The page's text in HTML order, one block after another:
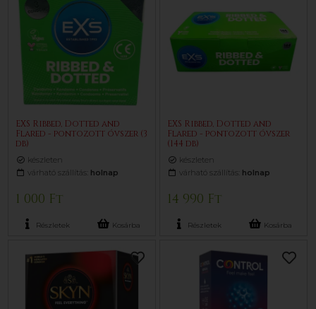
EXS Ribbed, Dotted and
Flared - pontozott óvszer (3
db)
készleten
várható szállítás: holnap
1 000 Ft
Részletek Kosárba
EXS Ribbed, Dotted and
Flared - pontozott óvszer
(144 db)
készleten
várható szállítás: holnap
14 990 Ft
Részletek Kosárba